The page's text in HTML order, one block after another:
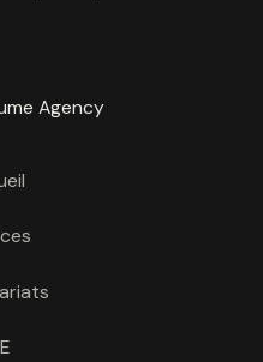
Agency